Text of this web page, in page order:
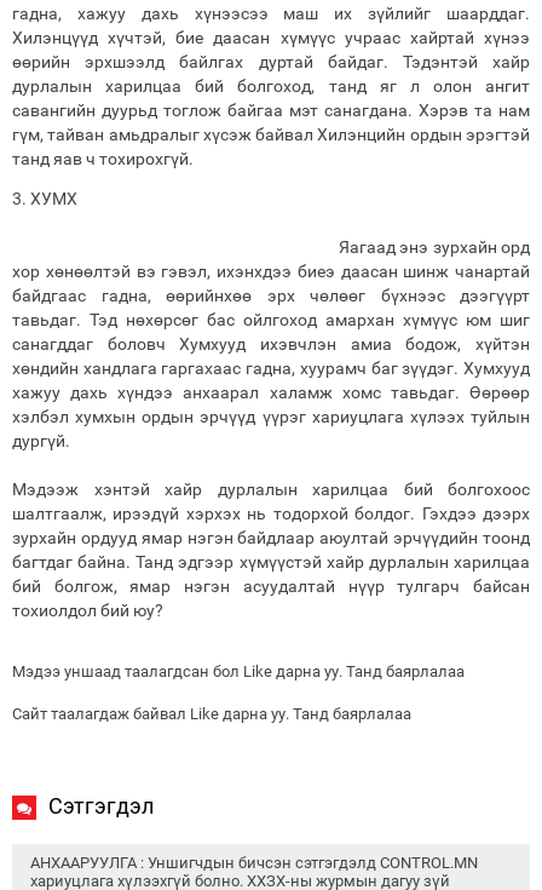
гадна, хажуу дахь хүнээсээ маш их зүйлийг шаарддаг.
Хилэнцүүд хүчтэй, бие даасан хүмүүс учраас хайртай хүнээ
өөрийн эрхшээлд байлгах дуртай байдаг. Тэдэнтэй хайр
дурлалын харилцаа бий болгоход, танд яг л олон ангит
савангийн дуурьд тоглож байгаа мэт санагдана. Хэрэв та нам
гүм, тайван амьдралыг хүсэж байвал Хилэнцийн ордын эрэгтэй
танд яав ч тохирохгүй.
3. ХУМХ
Яагаад энэ зурхайн орд
хор хөнөөлтэй вэ гэвэл, ихэнхдээ биеэ даасан шинж чанартай
байдгаас гадна, өөрийнхөө эрх чөлөөг бүхнээс дээгүүрт
тавьдаг. Тэд нөхөрсөг бас ойлгоход амархан хүмүүс юм шиг
санагддаг боловч Хумхууд ихэвчлэн амиа бодож, хүйтэн
хөндийн хандлага гаргахаас гадна, хуурамч баг зүүдэг. Хумхууд
хажуу дахь хүндээ анхаарал халамж хомс тавьдаг. Өөрөөр
хэлбэл хумхын ордын эрчүүд үүрэг хариуцлага хүлээх туйлын
дургүй.
Мэдээж хэнтэй хайр дурлалын харилцаа бий болгохоос
шалтгаалж, ирээдүй хэрхэх нь тодорхой болдог. Гэхдээ дээрх
зурхайн ордууд ямар нэгэн байдлаар аюултай эрчүүдийн тоонд
багтдаг байна. Танд эдгээр хүмүүстэй хайр дурлалын харилцаа
бий болгож, ямар нэгэн асуудалтай нүүр тулгарч байсан
тохиолдол бий юу?
Мэдээ уншаад таалагдсан бол Like дарна уу. Танд баярлалаа
Сайт таалагдаж байвал Like дарна уу. Танд баярлалаа
Сэтгэгдэл
АНХААРУУЛГА : Уншигчдын бичсэн сэтгэгдэлд CONTROL.MN
хариуцлага хүлээхгүй болно. ХХЗХ-ны журмын дагуу зүй